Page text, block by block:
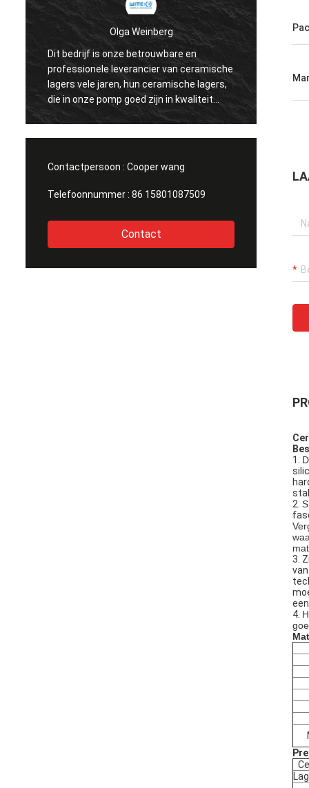
Olga Weinberg
bedrijf is onze betrouwbare en
leverancier van ceramische
vele jaren, hun ceramische lagers,
in onze pomp goed zijn in kwaliteit
gebruikt.
precisie, goede
Contactpersoon : Cooper wang
Telefoonnummer : 86 15801087509
Contact
1.
2.
3.
4.